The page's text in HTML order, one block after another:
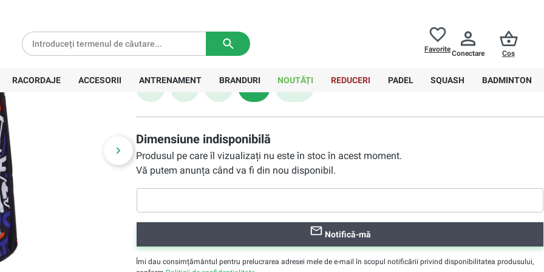
FavoriteConectare Coș
RACORDAJE ACCESORII ANTRENAMENT BRANDURI NOUTĂȚI REDUCERI PADEL SQUASH BADMINTON
Preț recomandat:428,00 Lei
S M L XL XXL
Dimensiune indisponibilă
Produsul pe care îl vizualizați nu este în stoc în acest moment.
Vă putem anunța când va fi din nou disponibil.
Notifică-mă
Îmi dau consimțământul pentru prelucrarea adresei mele de e-mail în scopul notificării privind disponibilitatea produsului,